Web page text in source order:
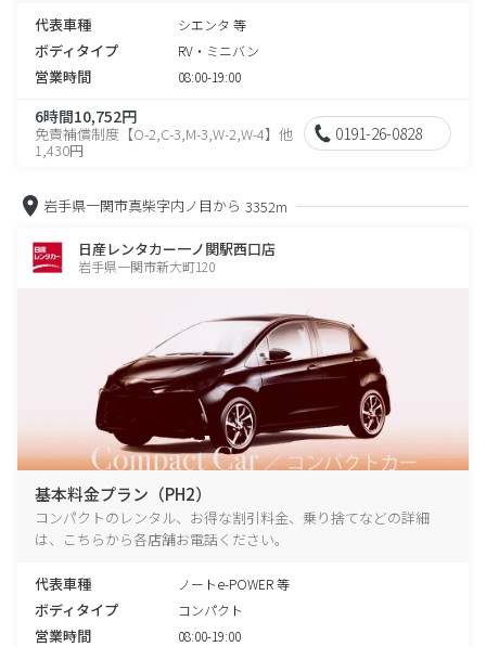
代表車種 シエンタ 等
ボディタイプ RV・ミニバン
営業時間 08:00-19:00
6時間10,752円
免責補償制度【O-2,C-3,M-3,W-2,W-4】他
1,430円
0191-26-0828
岩手県一関市真柴字内ノ目から 3352m
日産レンタカー一ノ関駅西口店
岩手県一関市新大町120
基本料金プラン（PH2）
コンパクトのレンタル、お得な割引料金、乗り捨てなどの詳細
は、こちらから各店舗お電話ください。
代表車種 ノートe-POWER 等
ボディタイプ コンパクト
営業時間 08:00-19:00